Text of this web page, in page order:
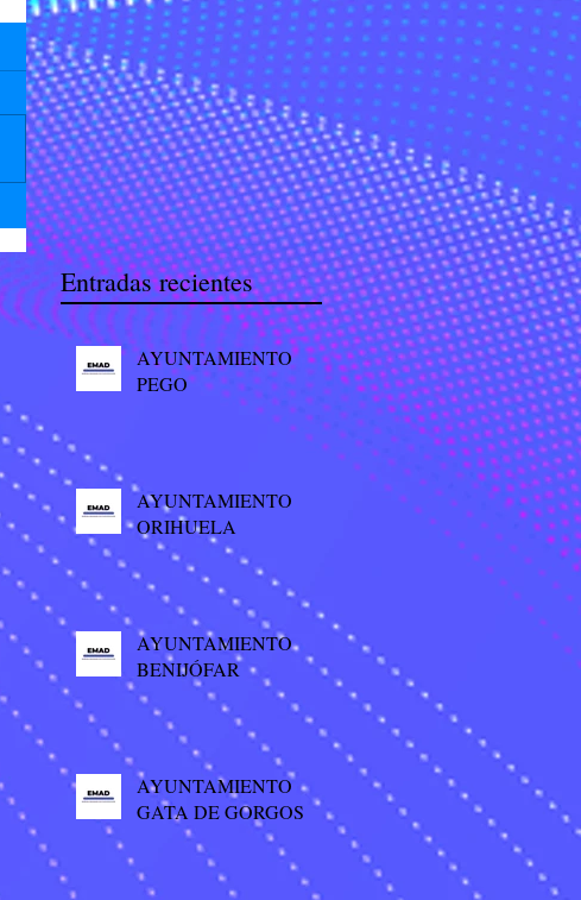
Entradas recientes
AYUNTAMIENTO
PEGO
AYUNTAMIENTO
ORIHUELA
AYUNTAMIENTO
BENIJÓFAR
AYUNTAMIENTO
GATA DE GORGOS